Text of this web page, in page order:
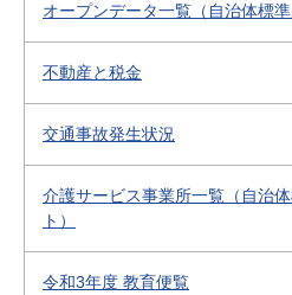
オープンデータ一覧（自治体標
不動産と税金
交通事故発生状況
介護サービス事業所一覧（自治
ト）
令和3年度 教育便覧